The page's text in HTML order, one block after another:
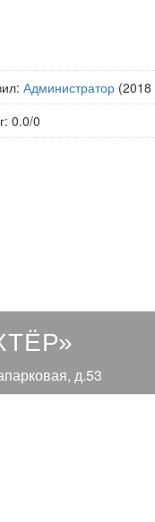
: Администратор (2018
: 0.0/0
д.53